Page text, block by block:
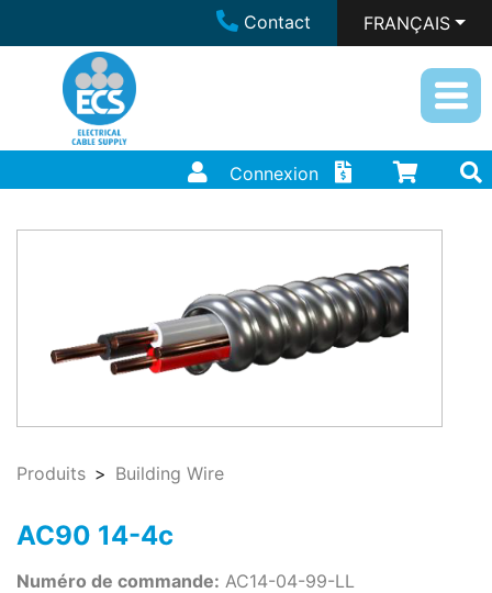
Contact FRANÇAIS
Connexion
Produits Building Wire
AC90 14-4c
Numéro de commande: AC14-04-99-LL